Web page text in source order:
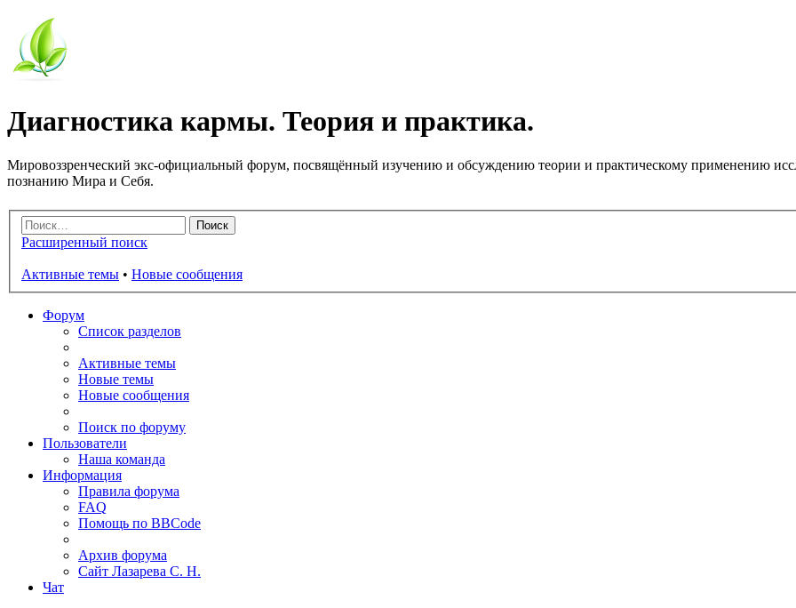
Диагностика кармы. Теория и практика.
Мировоззренческий экс-официальный форум, посвящённый изучению и обсуждению теории и практическому применению
познанию Мира и Себя.
Расширенный поиск
Активные темы • Новые сообщения
Форум
Список разделов
Активные темы
Новые темы
Новые сообщения
Поиск по форуму
Пользователи
Наша команда
Информация
Правила форума
FAQ
Помощь по BBCode
Архив форума
Сайт Лазарева С. Н.
Чат